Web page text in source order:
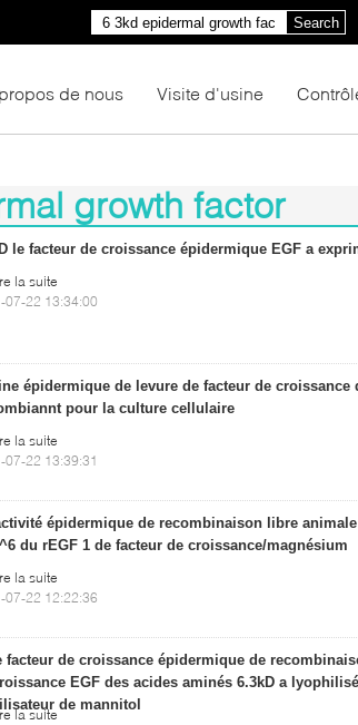
Search
de nous Visite d'usine
growth factor
le facteur de croissance épidermique EGF a
la suite
07-22 13:34:00
épidermique de levure de facteur de croissance
pour la culture cellulaire
la suite
07-22 13:39:31
épidermique de recombinaison libre
du rEGF 1 de facteur de croissance/magnésium
la suite
07-22 12:22:36
facteur de croissance épidermique de
EGF des acides aminés 6.3kD a
de mannitol
la suite